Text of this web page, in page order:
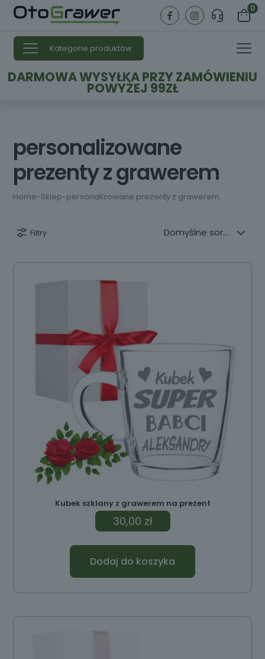
0
Kategorie produktów
DARMOWA WYSYŁKA PRZY ZAMÓWIENIU
POWYŻEJ 99ZŁ
personalizowane
prezenty z grawerem
Home-Sklep-personalizowane prezenty z grawerem
Filtry
Kubek szklany z grawerem na prezent
30,00 zł
Dodaj do koszyka